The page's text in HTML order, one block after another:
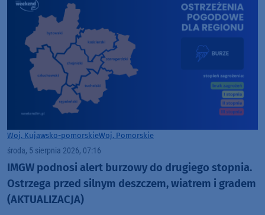
Woj. Kujawsko-pomorskieWoj. Pomorskie
środa, 5 sierpnia 2026, 07:16
IMGW podnosi alert burzowy do drugiego stopnia.
Ostrzega przed silnym deszczem, wiatrem i gradem
(AKTUALIZACJA)